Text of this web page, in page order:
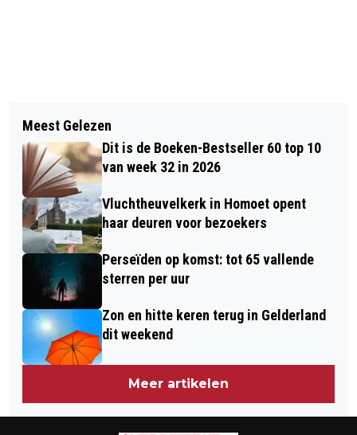
OPEN DAG BRANDWEER OOSTERHOUT;
OP ZOEK NAAR NIEUWE LEDEN
THIJME HOFFMANN (23) BENOEMD
TOT FRACTIEVOORZITTER
GROENLINKS
Meest Gelezen
Dit is de Boeken-Bestseller 60 top 10
van week 32 in 2026
Vluchtheuvelkerk in Homoet opent
haar deuren voor bezoekers
Perseïden op komst: tot 65 vallende
sterren per uur
Zon en hitte keren terug in Gelderland
dit weekend
Meer artikelen